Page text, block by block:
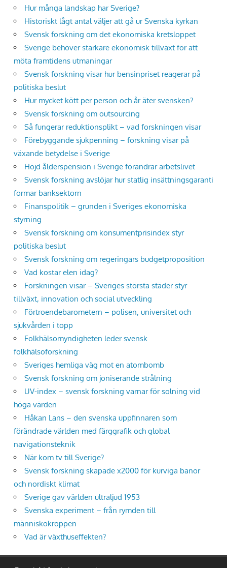
Hur många landskap har Sverige?
Historiskt lågt antal väljer att gå ur Svenska kyrkan
Svensk forskning om det ekonomiska kretsloppet
Sverige behöver starkare ekonomisk tillväxt för att
möta framtidens utmaningar
Svensk forskning visar hur bensinpriset reagerar på
politiska beslut
Hur mycket kött per person och år äter svensken?
Svensk forskning om outsourcing
Så fungerar reduktionsplikt – vad forskningen visar
Förebyggande sjukpenning – forskning visar på
växande betydelse i Sverige
Höjd ålderspension i Sverige förändrar arbetslivet
Svensk forskning avslöjar hur statlig insättningsgaranti
formar banksektorn
Finanspolitik – grunden i Sveriges ekonomiska
styrning
Svensk forskning om konsumentprisindex styr
politiska beslut
Svensk forskning om regeringars budgetproposition
Vad kostar elen idag?
Forskningen visar – Sveriges största städer styr
tillväxt, innovation och social utveckling
Förtroendebarometern – polisen, universitet och
sjukvården i topp
Folkhälsomyndigheten leder svensk
folkhälsoforskning
Sveriges hemliga väg mot en atombomb
Svensk forskning om joniserande strålning
UV-index – svensk forskning varnar för solning vid
höga värden
Håkan Lans – den svenska uppfinnaren som
förändrade världen med färggrafik och global
navigationsteknik
När kom tv till Sverige?
Svensk forskning skapade x2000 för kurviga banor
och nordiskt klimat
Sverige gav världen ultraljud 1953
Svenska experiment – från rymden till
människokroppen
Vad är växthuseffekten?